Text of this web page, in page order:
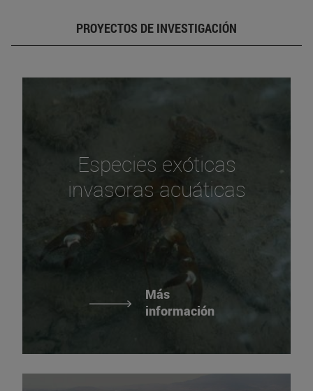
PROYECTOS DE INVESTIGACIÓN
Especies exóticas
invasoras acuáticas
Más
información